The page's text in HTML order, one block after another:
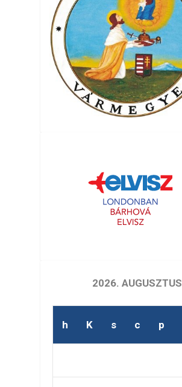
2026. AUGUSZTUS
h K s c p